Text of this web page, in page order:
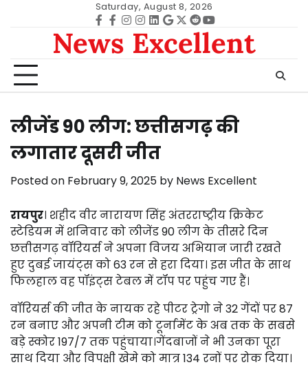
Saturday, August 8, 2026
Facebook
facebook
Instagram
instagram
Linkedin
google
Twitter
redditYoutube
News Excellent
लीजेंड 90 लीग: छत्तीसगढ़ की
लगातार दूसरी जीत
Posted on February 9, 2025 by News Excellent
रायपुर। शहीद वीर नारायण सिंह अंतरराष्ट्रीय क्रिकेट
स्टेडियम में शनिवार को लीजेंड 90 लीग के तीसरे दिन
छत्तीसगढ़ वॉरियर्स ने अपना विजय अभियान जारी रखते
हुए दुबई जायंट्स को 63 रन से हरा दिया। इस जीत के साथ
फिलहाल वह पॉइंट्स टेबल में टॉप पर पहुंच गए हैं।
वॉरियर्स की जीत के नायक रहे पीटर ट्रेगो ने 32 गेंदों पर 87
रन बनाए और अपनी टीम को टूर्नामेंट के अब तक के सबसे
बड़े स्कोर 197/7 तक पहुंचाया।गेंदबाजों ने भी उनका पूरा
साथ दिया और विपक्षी खेमे को मात्र 134 रनों पर रोक दिया।